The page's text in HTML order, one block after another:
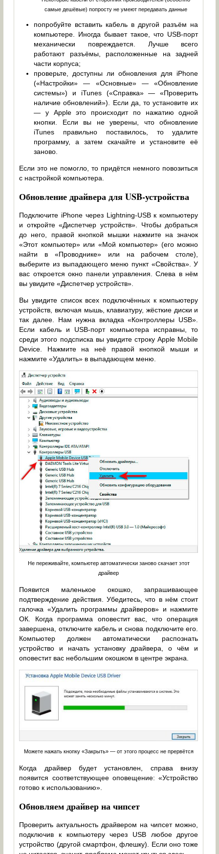
самые дешёвые) попросту не умеют передавать данные
попробуйте вставить кабель в другой разъём на
компьютере. Иногда бывает такое, что USB-порт
механически повреждается. Лучше всего
работают разъёмы, расположенные на задней
части корпуса;
проверьте, доступны ли обновления для iPhone
(«Настройки» — «Основные» — «Обновление
системы») и iTunes («Справка» — «Проверить
наличие обновлений»). Если да, то установите их
— у Apple это происходит по нажатию одной
кнопки. Если вы не уверены, что обновление
iTunes правильно поставилось, то удалите
программу, а затем скачайте и установите её
заново.
Если это не помогло, то придётся немного повозиться
с настройкой компьютера.
Обновление драйвера для USB-устройства
Подключите iPhone через Lightning-USB к компьютеру
и откройте «Диспетчер устройств». Чтобы добраться
до него, правой кнопкой мышки нажмите на значок
«Этот компьютер» или «Мой компьютер» (его можно
найти в «Проводнике» или на рабочем столе),
выберите из выпадающего меню пункт «Свойства». У
вас откроется окно панели управления. Слева в нём
вы увидите «Диспетчер устройств».
Вы увидите список всех подключённых к компьютеру
устройств, включая мышь, клавиатуру, жёсткие диски и
так далее. Нам нужна вкладка «Контроллеры USB».
Если кабель и USB-порт компьютера исправны, то
среди этого подсписка вы увидите строку Apple Mobile
Device. Нажмите на неё правой кнопкой мыши и
нажмите «Удалить» в выпадающем меню.
Не переживайте, компьютер автоматически заново скачает этот
драйвер
Появится маленькое окошко, запрашивающее
подтверждение действия. Убедитесь, что в нём стоит
галочка «Удалить программы драйверов» и нажмите
ОК. Когда программа оповестит вас, что операция
завершена, отключите кабель и снова подключите его.
Компьютер должен автоматически распознать
устройство и начать установку драйвера, о чём и
оповестит вас небольшим окошком в центре экрана.
Можете нажать кнопку «Закрыть» — от этого процесс не прервётся
Когда драйвер будет установлен, справа внизу
появится соответствующее оповещение: «Устройство
готово к использованию».
Обновляем драйвер на чипсет
Проверить актуальность драйвером на чипсет можно,
подключив к компьютеру через USB любое другое
устройство (другой смартфон, флешку). Если оно тоже